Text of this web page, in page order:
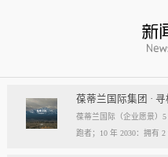
葆蒂兰国际集团 · 寻
葆蒂兰国际（企业愿景）
跑者；10 年 2030：拥有 2